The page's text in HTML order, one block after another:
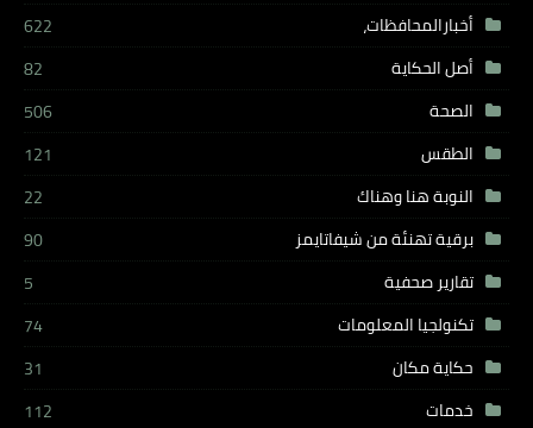
أخبارالمحافظات،
622
أصل الحكاية
82
الصحة
506
الطقس
121
النوبة هنا وهناك
22
برقية تهنئة من شيفاتايمز
90
تقارير صحفية
5
تكنولجيا المعلومات
74
حكاية مكان
31
خدمات
112